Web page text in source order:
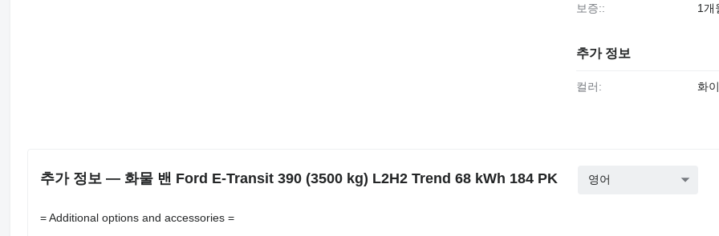
보증:: 1개
추가 정보
컬러: 화
추가 정보 — 화물 밴 Ford E-Transit 390 (3500 kg) L2H2 Trend 68 kWh 184 PK 영어
= Additional options and accessories =